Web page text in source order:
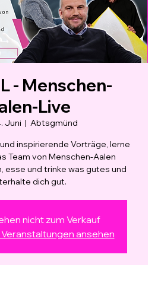
- Menschen-
Live
Juni
  |
Abtsgmünd
inspirierende Vorträge, lerne
Team von Menschen-Aalen
esse und trinke was gutes und
dich gut.
nicht zum Verkauf
ansehen